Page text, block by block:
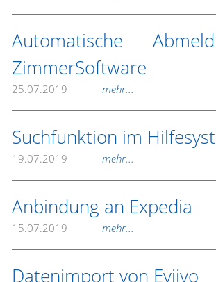
Automatische
ZimmerSoftware
25.07.2019 mehr...
Suchfunktion im
19.07.2019 mehr...
Anbindung an Expedia
15.07.2019 mehr...
Datenimport von Eviivo